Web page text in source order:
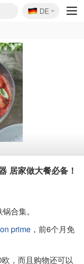
🇩🇪
DE
居家做大餐必备！
合集。
prime ，前6个月免
，而且购物还可以